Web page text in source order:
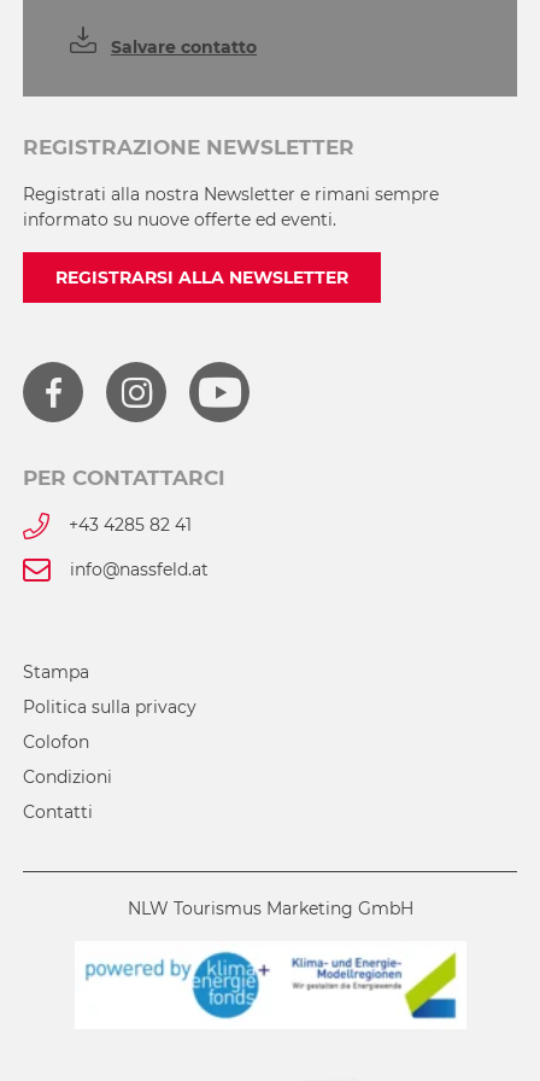
Salvare contatto
PER CONTATTARCI
+43 4285 82 41
info@nassfeld.at
Stampa
Politica sulla privacy
Colofon
Condizioni
Contatti
REGISTRAZIONE NEWSLETTER
Registrati alla nostra Newsletter e rimani sempre
informato su nuove offerte ed eventi.
REGISTRARSI ALLA NEWSLETTER
NLW Tourismus Marketing GmbH